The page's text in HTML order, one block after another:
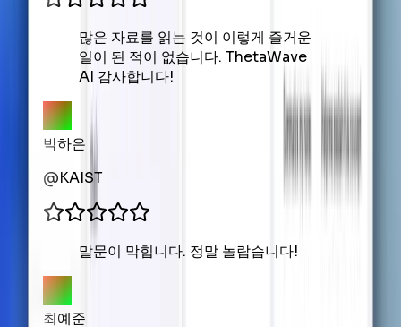
많은 자료를 읽는 것이 이렇게 즐거운
일이 된 적이 없습니다. ThetaWave
AI 감사합니다!
박하은
@KAIST
말문이 막힙니다. 정말 놀랍습니다!
최예준